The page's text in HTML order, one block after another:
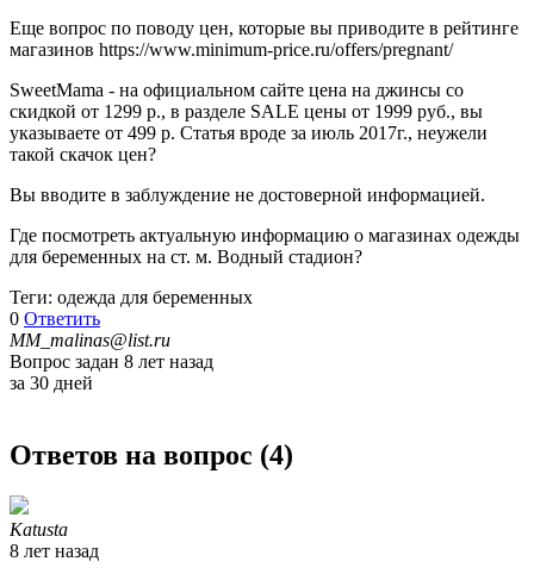
Еще вопрос по поводу цен, которые вы приводите в рейтинге
магазинов https://www.minimum-price.ru/offers/pregnant/
SweetMama - на официальном сайте цена на джинсы со
скидкой от 1299 р., в разделе SALE цены от 1999 руб., вы
указываете от 499 р. Статья вроде за июль 2017г., неужели
такой скачок цен?
Вы вводите в заблуждение не достоверной информацией.
Где посмотреть актуальную информацию о магазинах одежды
для беременных на ст. м. Водный стадион?
Теги: одежда для беременных
0 Ответить
MM_malinas@list.ru
Вопрос задан 8 лет назад
за 30 дней
Ответов на вопрос (4)
Katusta
8 лет назад